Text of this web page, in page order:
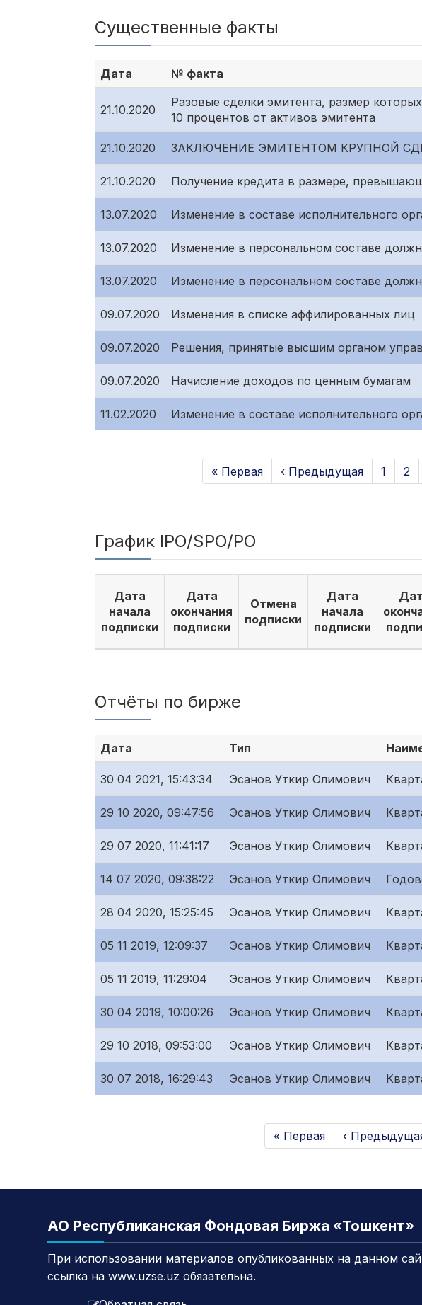
Существенные факты
Дата № факта
21.10.2020
Разовые сделки эмитента, размер
10 процентов от активов эмитента
21.10.2020 ЗАКЛЮЧЕНИЕ ЭМИТЕНТОМ КРУПНОЙ
21.10.2020 Получение кредита в размере,
13.07.2020 Изменение в составе исполнительного
13.07.2020 Изменение в персональном составе
13.07.2020 Изменение в персональном составе
09.07.2020 Изменения в списке аффилированных лиц
09.07.2020 Решения, принятые высшим органом
09.07.2020 Начисление доходов по ценным бумагам
11.02.2020 Изменение в составе исполнительного
« Первая ‹ Предыдущая 1 2
График IPO/SPO/PO
Дата
начала
подписки
Дата
окончания
подписки
Отмена
подписки
Дата
начала
подписки
Отчёты по бирже
Дата Тип
30 04 2021, 15:43:34 Эсанов Уткир Олимович
29 10 2020, 09:47:56 Эсанов Уткир Олимович
29 07 2020, 11:41:17 Эсанов Уткир Олимович
14 07 2020, 09:38:22 Эсанов Уткир Олимович
28 04 2020, 15:25:45 Эсанов Уткир Олимович
05 11 2019, 12:09:37 Эсанов Уткир Олимович
05 11 2019, 11:29:04 Эсанов Уткир Олимович
30 04 2019, 10:00:26 Эсанов Уткир Олимович
29 10 2018, 09:53:00 Эсанов Уткир Олимович
30 07 2018, 16:29:43 Эсанов Уткир Олимович
« Первая ‹
АО Республиканская Фондовая Биржа «Тошкент»
При использовании материалов опубликованных на данном
ссылка на www.uzse.uz обязательна.